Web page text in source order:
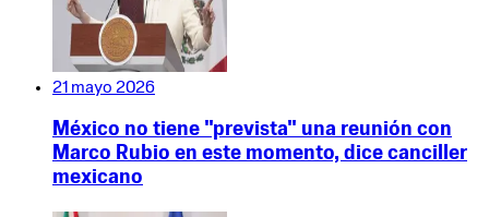
21 mayo 2026
México no tiene "prevista" una reunión con
Marco Rubio en este momento, dice canciller
mexicano